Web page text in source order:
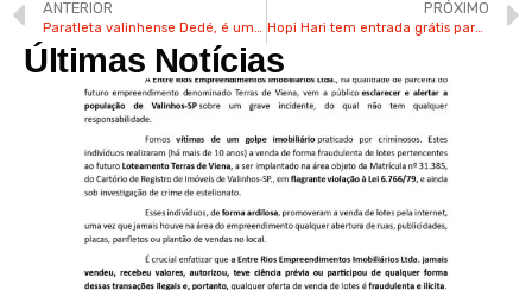
ANTERIOR
Paratleta valinhense Dedé, é um dos confirmados para o “No Limite”
PRÓXIMO
Hopi Hari tem entrada grátis para crianças até o próximo dia 31
Últimas Notícias